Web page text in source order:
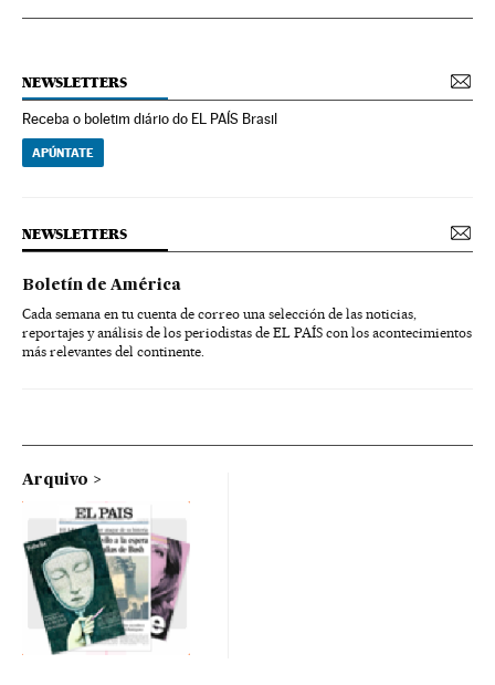
NEWSLETTERS
Receba o boletim diário do EL PAÍS Brasil
APÚNTATE
NEWSLETTERS
Boletín de América
Cada semana en tu cuenta de correo una selección de las noticias,
reportajes y análisis de los periodistas de EL PAÍS con los acontecimientos
más relevantes del continente.
Arquivo